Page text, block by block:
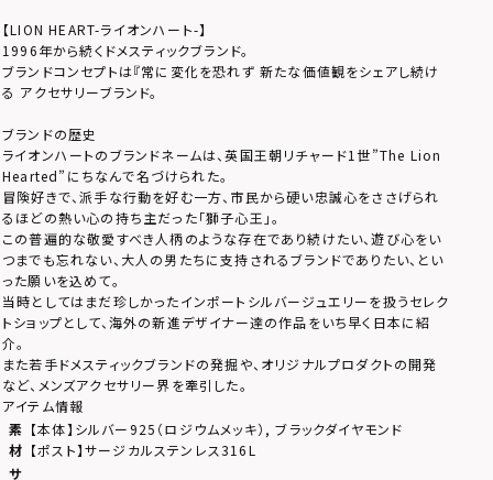
【LION HEART-ライオンハート-】
1996年から続くドメスティックブランド。
ブランドコンセプトは『常に変化を恐れず 新たな価値観をシェアし続け
る アクセサリーブランド。
ブランドの歴史
ライオンハートのブランドネームは、英国王朝リチャード1世”The Lion
Hearted”にちなんで名づけられた。
冒険好きで、派手な行動を好む一方、市民から硬い忠誠心をささげられ
るほどの熱い心の持ち主だった「獅子心王」。
この普遍的な敬愛すべき人柄のような存在であり続けたい、遊び心をい
つまでも忘れない、大人の男たちに支持されるブランドでありたい、とい
った願いを込めて。
当時としてはまだ珍しかったインポートシルバージュエリーを扱うセレク
トショップとして、海外の新進デザイナー達の作品をいち早く日本に紹
介。
また若手ドメスティックブランドの発掘や、オリジナルプロダクトの開発
など、メンズアクセサリー界を牽引した。
アイテム情報
素
材
【本体】シルバー925（ロジウムメッキ）, ブラックダイヤモンド
【ポスト】サージカルステンレス316L
サ